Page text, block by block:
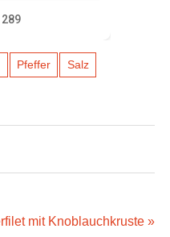
289
Pfeffer Salz
mit Knoblauchkruste »